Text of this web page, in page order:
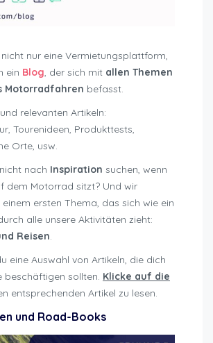
nur eine Vermietungsplattform,
ein Blog, der sich mit allen Themen
Motorradfahren befasst.
relevanten Artikeln:
Tourenideen, Produkttests,
Orte, usw.
nach Inspiration suchen, wenn
dem Motorrad sitzt? Und wir
ersten Thema, das sich wie ein
alle unsere Aktivitäten zieht:
Reisen.
eine Auswahl von Artikeln, die dich
beschäftigen sollten. Klicke auf die
entsprechenden Artikel zu lesen.
und Road-Books